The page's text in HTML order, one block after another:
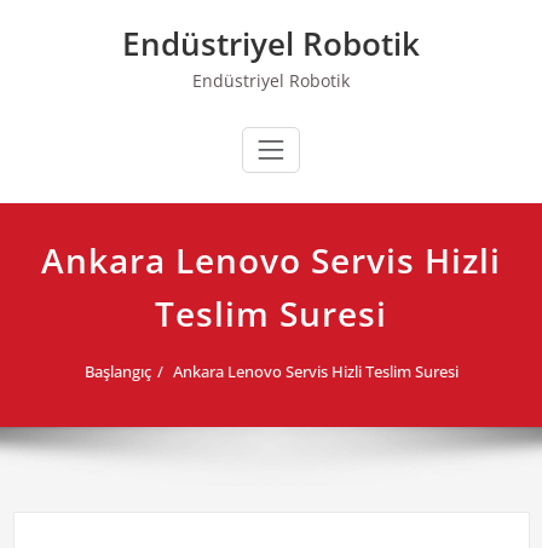
Endüstriyel Robotik
Endüstriyel Robotik
Ankara Lenovo Servis Hizli
Teslim Suresi
Başlangıç Ankara Lenovo Servis Hizli Teslim Suresi